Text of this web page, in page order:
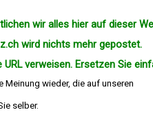
wir alles hier auf dieser
wird nichts mehrgepostet.
verweisen. Ersetzen Sie
wieder, die auf unseren
selber.